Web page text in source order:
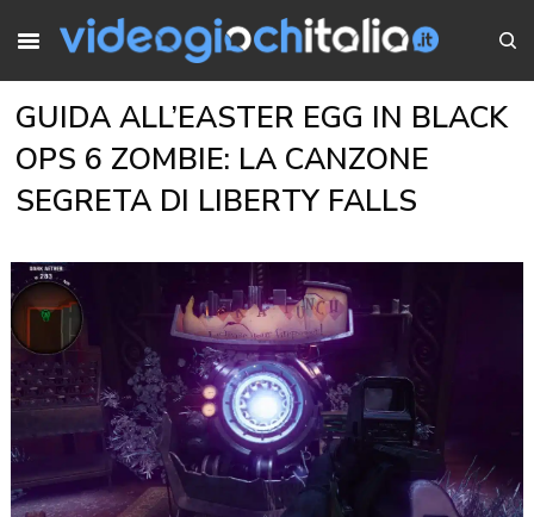
GUIDA ALL’EASTER EGG IN BLACK
OPS 6 ZOMBIE: LA CANZONE
SEGRETA DI LIBERTY FALLS